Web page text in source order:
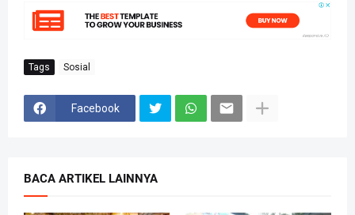
Tags Sosial
Facebook
BACA ARTIKEL LAINNYA